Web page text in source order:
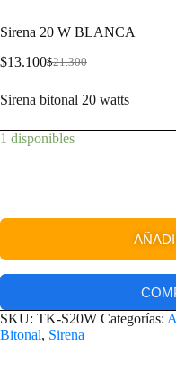
Sirena 20 W BLANCA
$21.300
$13.100
Sirena bitonal 20 watts
1 disponibles
SKU: TK-S20W Categorías:
Bitonal, Sirena